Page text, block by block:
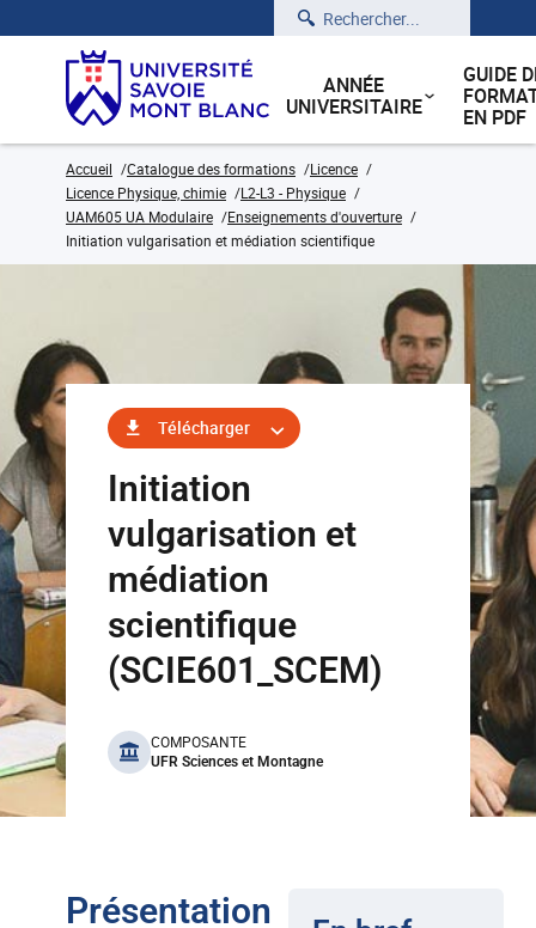
Rechercher
ANNÉE
UNIVERSITAIRE
GUIDE
EN PDF
Accueil Catalogue des formations
Licence
Licence Physique, chimie
L2-L3 - Physique
UAM605 UA Modulaire
Enseignements d'ouverture
Initiation vulgarisation et médiation scientifique
Télécharger
Initiation
vulgarisation et
médiation
scientifique
(SCIE601_SCEM)
benefits
COMPOSANTE
UFR Sciences et Montagne
Présentation